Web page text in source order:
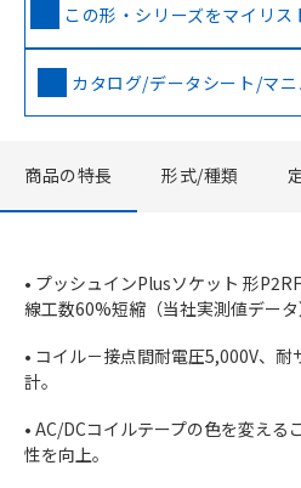
この形・シリーズをマイリス
カタログ/データシート/マ
商品の特長 形式/種類
• プッシュインPlusソケット 形
線工数60%短縮（当社実測値データ
• コイル－接点間耐電圧5,000V、
計。
• AC/DCコイルテープの色を変える
性を向上。